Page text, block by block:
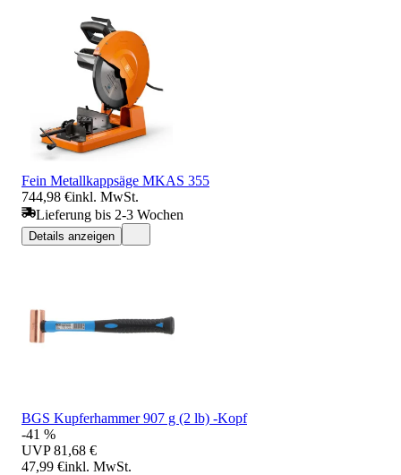
Fein Metallkappsäge MKAS 355
744,98 €inkl. MwSt.
Lieferung bis 2-3 Wochen
Details anzeigen
BGS Kupferhammer 907 g (2 lb) -Kopf
-41 %
UVP 81,68 €
47,99 €inkl. MwSt.